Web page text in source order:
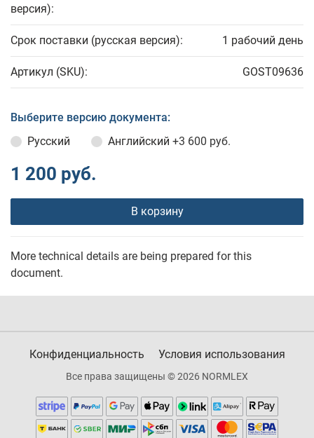
версия):
Срок поставки (русская версия): 1 рабочий день
Артикул (SKU): GOST09636
Выберите версию документа:
Русский
Английский +3 600 руб.
1 200 руб.
В корзину
More technical details are being prepared for this
document.
Конфиденциальность Условия использования
Все права защищены © 2026 NORMLEX